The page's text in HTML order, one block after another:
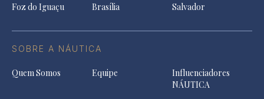
Foz do Iguaçu
Brasília Salvador
SOBRE A NÁUTICA
Quem Somos Equipe
Influenciadores
NÁUTICA